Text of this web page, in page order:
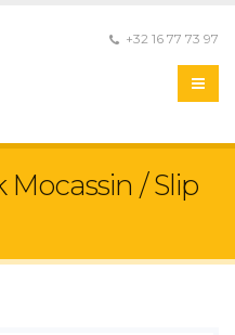
+32 16 77 73 97
/ Slip